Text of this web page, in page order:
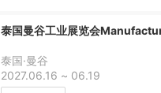
泰国曼谷工业展览会
泰国·曼谷
2027.06.16 ~ 06.19